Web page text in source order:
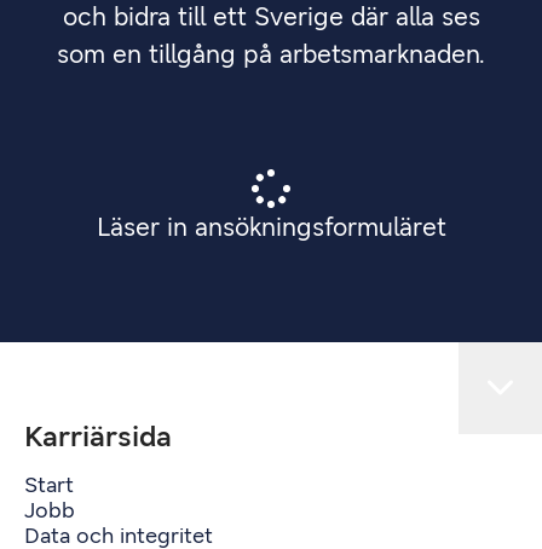
och bidra till ett Sverige där alla ses
som en tillgång på arbetsmarknaden.
Läser in ansökningsformuläret
Karriärsida
Start
Jobb
Data och integritet